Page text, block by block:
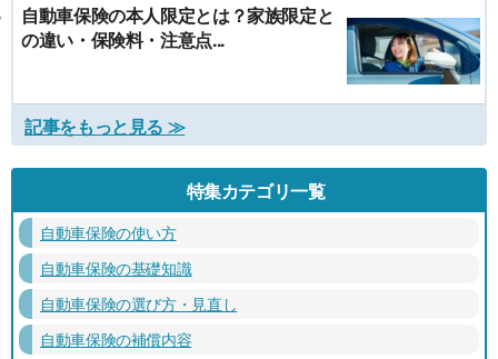
自動車保険の本人限定とは？家族限定と
の違い・保険料・注意点...
記事をもっと見る ≫
特集カテゴリ一覧
自動車保険の使い方
自動車保険の基礎知識
自動車保険の選び方・見直し
自動車保険の補償内容